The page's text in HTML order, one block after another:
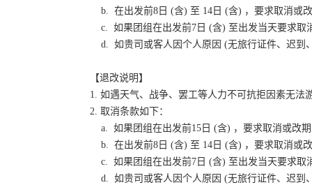
b. 在出发前8日 (含) 至 14日 (含) ，要求取消或
c. 如果团组在出发前7日 (含) 至出发当天要求取
d. 如贵司或客人因个人原因 (无旅行证件、迟到
【退改说明】
1. 如遇天气、战争、罢工等人力不可抗拒因素无
2. 取消条款如下：
a. 如果团组在出发前15日 (含) ，要求取消或改
b. 在出发前8日 (含) 至 14日 (含) ，要求取消或
c. 如果团组在出发前7日 (含) 至出发当天要求取
d. 如贵司或客人因个人原因 (无旅行证件、迟到